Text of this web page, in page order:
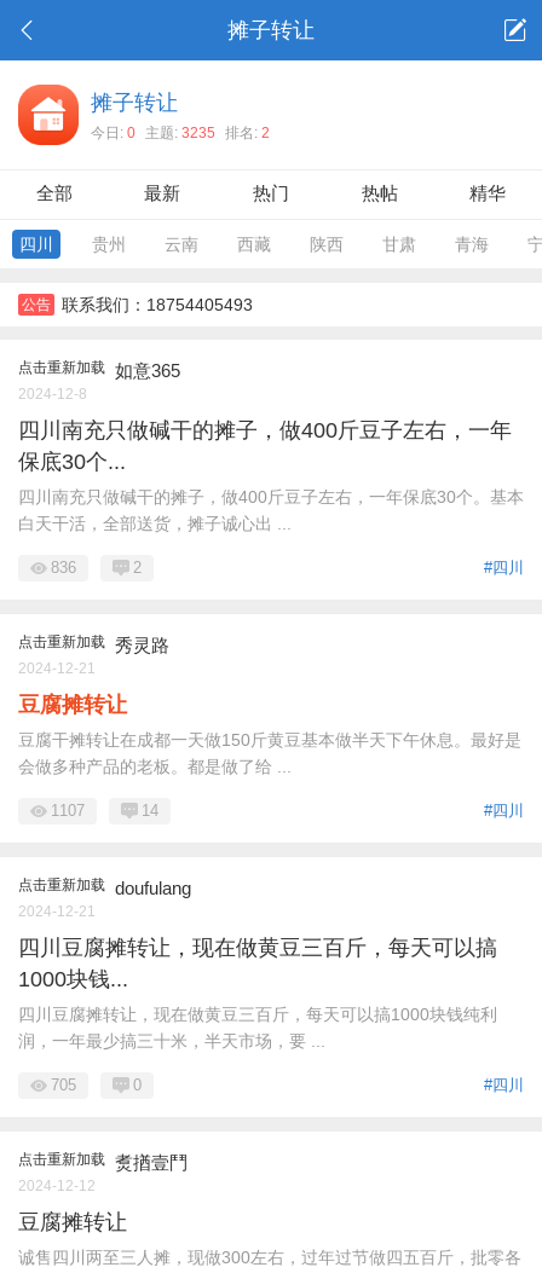
摊子转让
摊子转让
今日: 0 主题: 3235 排名: 2
全部 最新 热门 热帖 精华
四川 贵州 云南 西藏 陕西 甘肃 青海
公告 联系我们：18754405493
点击重新加载 如意365
2024-12-8
四川南充只做碱干的摊子，做400斤豆子左右，一年
保底30个...
四川南充只做碱干的摊子，做400斤豆子左右，一年保底30个。基本
白天干活，全部送货，摊子诚心出 ...
#四川
836 2
点击重新加载 秀灵路
2024-12-21
豆腐摊转让
豆腐干摊转让在成都一天做150斤黄豆基本做半天下午休息。最好是
会做多种产品的老板。都是做了给 ...
#四川
1107 14
点击重新加载 doufulang
2024-12-21
四川豆腐摊转让，现在做黄豆三百斤，每天可以搞
1000块钱...
四川豆腐摊转让，现在做黄豆三百斤，每天可以搞1000块钱纯利
润，一年最少搞三十米，半天市场，要 ...
#四川
705 0
点击重新加载 煑揂壹鬥
2024-12-12
豆腐摊转让
诚售四川两至三人摊，现做300左右，过年过节做四五百斤，批零各